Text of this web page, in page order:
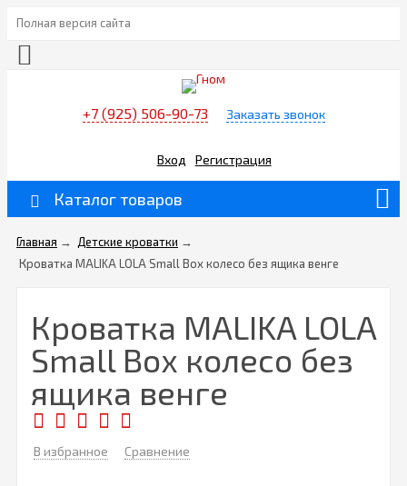
Полная версия сайта
+7 (925) 506-90-73 Заказать звонок
Вход Регистрация
Каталог товаров
Главная → Детские кроватки →
Кроватка MALIKA LOLA Small Box колесо без ящика венге
Кроватка MALIKA LOLA
Small Box колесо без
ящика венге
В избранное Сравнение